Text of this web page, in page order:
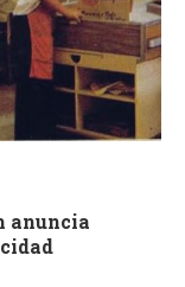
anuncia